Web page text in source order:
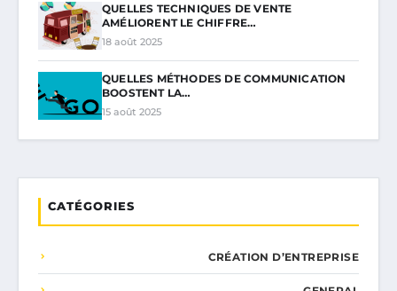
QUELLES TECHNIQUES DE VENTE
AMÉLIORENT LE CHIFFRE…
18 août 2025
QUELLES MÉTHODES DE COMMUNICATION
BOOSTENT LA…
15 août 2025
CATÉGORIES
CRÉATION D’ENTREPRISE